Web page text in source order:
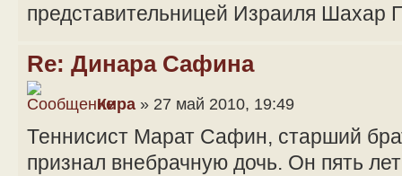
представительницей Израиля Шахар
Re: Динара Сафина
Кира » 27 май 2010, 19:49
Теннисист Марат Сафин, старший
признал внебрачную дочь. Он пять